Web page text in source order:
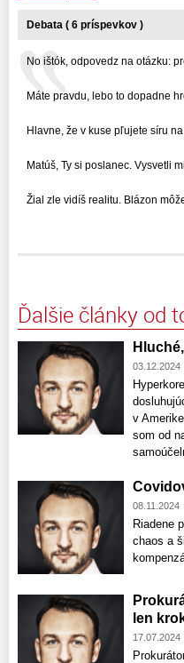
Debata ( 6 príspevkov )
No ištók, odpovedz na otázku:
Máte pravdu, lebo to dopadne
Hlavne, že v kuse pľujete síru na
Matúš, Ty si poslanec. Vysvetli
Žial zle vidíš realitu. Blázon
Ďalšie články od
03.12.2024
v
som od
08.11.2024
Riadene
chaos a
len
17.07.2024